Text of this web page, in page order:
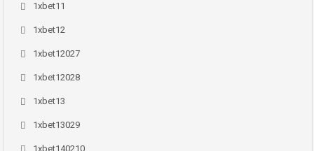
1xbet11
1xbet12
1xbet12027
1xbet12028
1xbet13
1xbet13029
1xbet140210